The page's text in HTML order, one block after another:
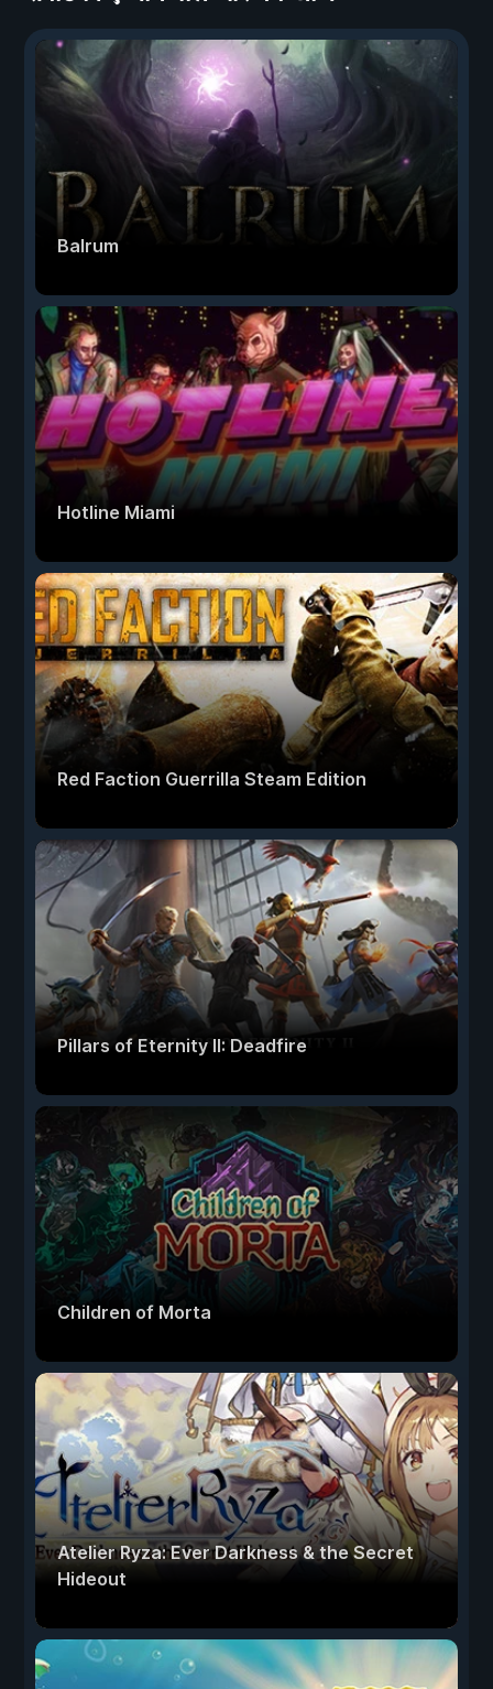
Balrum
Hotline Miami
Red Faction Guerrilla Steam Edition
Pillars of Eternity II: Deadfire
Children of Morta
Atelier Ryza: Ever Darkness & the Secret
Hideout